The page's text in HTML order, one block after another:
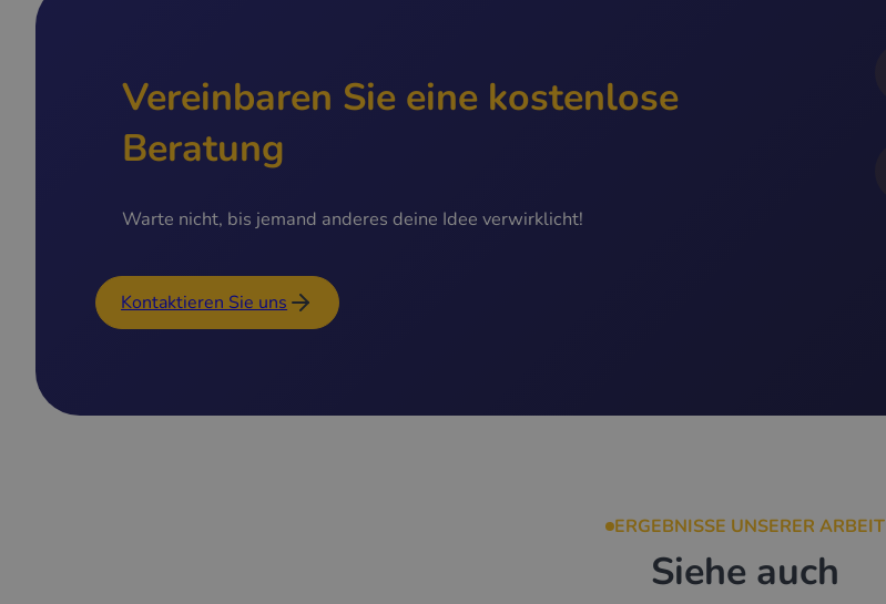
Vereinbaren Sie eine kostenlose
Beratung
Warte nicht, bis jemand anderes deine Idee verwirklicht!
Kontaktieren Sie uns
ERGEBNISSE UNSERER ARBEIT
Siehe auch